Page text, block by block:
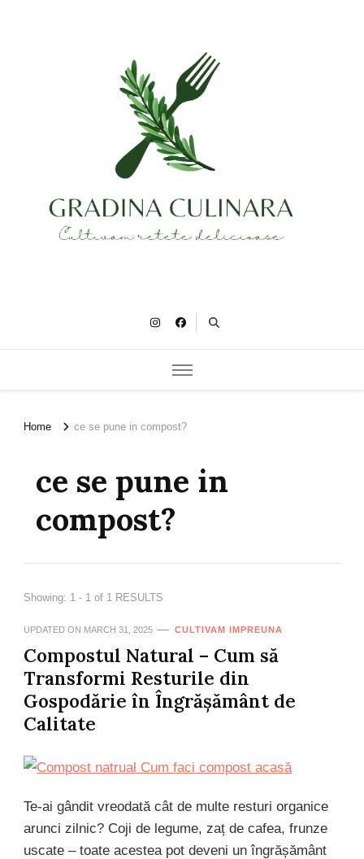
Gradina Culinara
Home ce se pune in compost?
ce se pune in
compost?
Showing: 1 - 1 of 1 RESULTS
UPDATED ON MARCH 31, 2025 CULTIVAM IMPREUNA
Compostul Natural – Cum să
Transformi Resturile din
Gospodărie în Îngrășământ de
Calitate
Te-ai gândit vreodată cât de multe resturi organice
arunci zilnic? Coji de legume, zaț de cafea, frunze
uscate – toate acestea pot deveni un îngrășământ